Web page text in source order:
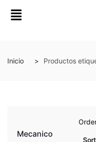
Inicio Productos
Mecanico